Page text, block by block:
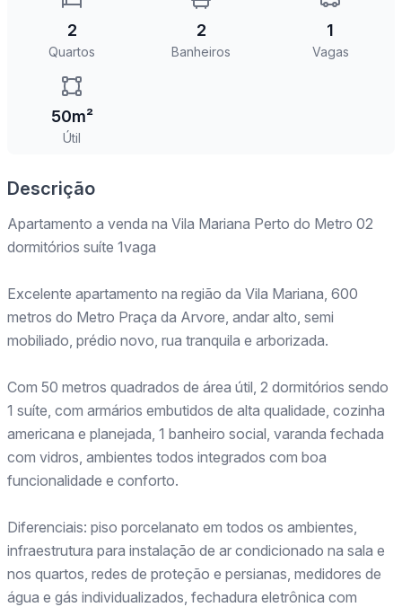
2
Quartos
2
Banheiros
1
Vagas
50m²
Útil
Descrição
Apartamento a venda na Vila Mariana Perto do Metro 02
dormitórios suíte 1vaga
Excelente apartamento na região da Vila Mariana, 600
metros do Metro Praça da Arvore, andar alto, semi
mobiliado, prédio novo, rua tranquila e arborizada.
Com 50 metros quadrados de área útil, 2 dormitórios sendo
1 suíte, com armários embutidos de alta qualidade, cozinha
americana e planejada, 1 banheiro social, varanda fechada
com vidros, ambientes todos integrados com boa
funcionalidade e conforto.
Diferenciais: piso porcelanato em todos os ambientes,
infraestrutura para instalação de ar condicionado na sala e
nos quartos, redes de proteção e persianas, medidores de
água e gás individualizados, fechadura eletrônica com